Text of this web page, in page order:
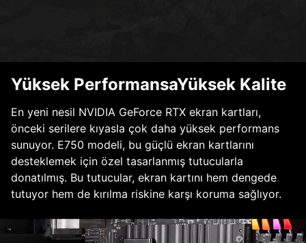
Yüksek PerformansaYüksek Kalite
En yeni nesil NVIDIA GeForce RTX ekran kartları,
önceki serilere kıyasla çok daha yüksek performans
sunuyor. E750 modeli, bu güçlü ekran kartlarını
desteklemek için özel tasarlanmış tutucularla
donatılmış. Bu tutucular, ekran kartını hem dengede
tutuyor hem de kırılma riskine karşı koruma sağlıyor.